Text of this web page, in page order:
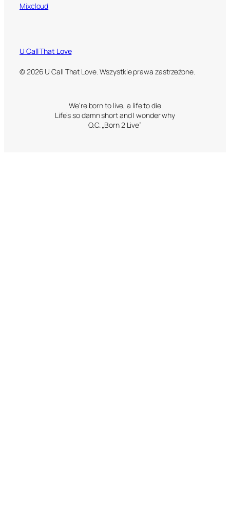
Mixcloud
U Call That Love
© 2026 U Call That Love. Wszystkie prawa zastrzeżone.
We’re born to live, a life to die
Life’s so damn short and I wonder why
O.C. „Born 2 Live”